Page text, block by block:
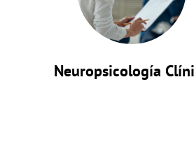
Neuropsicología